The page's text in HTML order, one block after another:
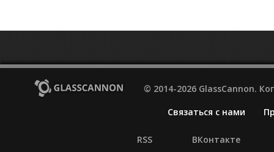
© 2014-2026 GlassCannon.
Связаться с нами
RSS ВКонтакте